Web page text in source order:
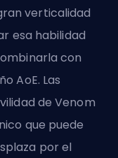
verticalidad
esa habilidad
con
AoE. Las
de Venom
que puede
por el